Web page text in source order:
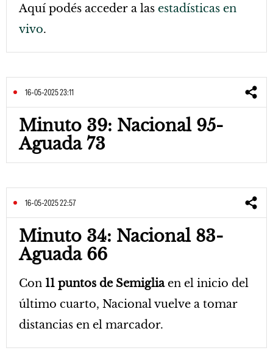
Aquí podés acceder a las estadísticas en
vivo.
16-05-2025 23:11
Minuto 39: Nacional 95-
Aguada 73
16-05-2025 22:57
Minuto 34: Nacional 83-
Aguada 66
Con 11 puntos de Semiglia en el inicio del
último cuarto, Nacional vuelve a tomar
distancias en el marcador.